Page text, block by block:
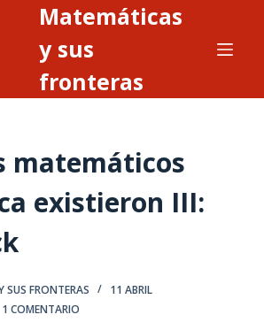
Matemáticas
y sus
fronteras
matemáticos
existieron III:
SUS FRONTERAS
11 ABRIL
1 COMENTARIO